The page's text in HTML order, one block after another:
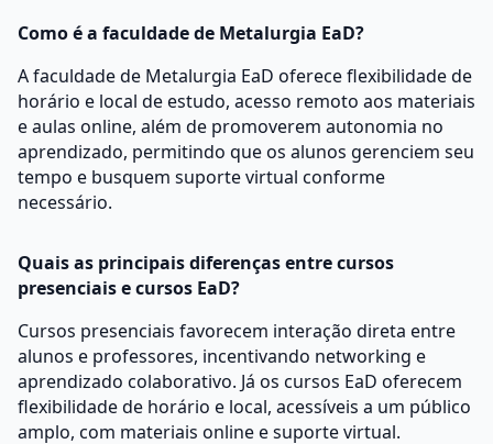
Como é a faculdade de Metalurgia EaD?
A faculdade de Metalurgia EaD oferece flexibilidade de
horário e local de estudo, acesso remoto aos materiais
e aulas online, além de promoverem autonomia no
aprendizado, permitindo que os alunos gerenciem seu
tempo e busquem suporte virtual conforme
necessário.
Quais as principais diferenças entre cursos
presenciais e cursos EaD?
Cursos presenciais favorecem interação direta entre
alunos e professores, incentivando networking e
aprendizado colaborativo. Já os cursos EaD oferecem
flexibilidade de horário e local, acessíveis a um público
amplo, com materiais online e suporte virtual.